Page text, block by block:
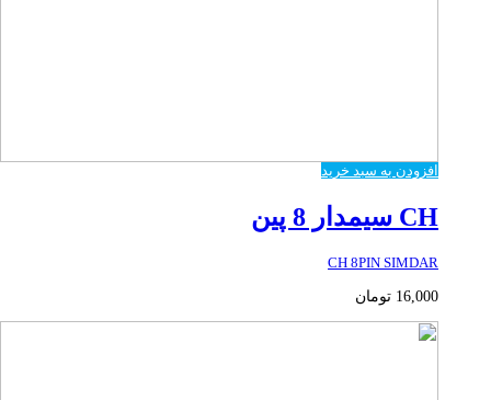
افزودن به سبد خرید
CH سیمدار 8 پین
CH 8PIN SIMDAR
16,000 تومان